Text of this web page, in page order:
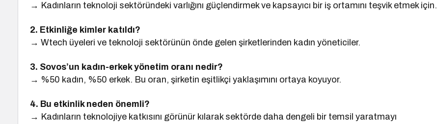
→ Kadınların teknoloji sektöründeki varlığını güçlendirmek ve kapsayıcı bir iş ortamını teşvik etmek için.
2. Etkinliğe kimler katıldı?
→ Wtech üyeleri ve teknoloji sektörünün önde gelen şirketlerinden kadın yöneticiler.
3. Sovos’un kadın-erkek yönetim oranı nedir?
→ %50 kadın, %50 erkek. Bu oran, şirketin eşitlikçi yaklaşımını ortaya koyuyor.
4. Bu etkinlik neden önemli?
→ Kadınların teknolojiye katkısını görünür kılarak sektörde daha dengeli bir temsil yaratmayı